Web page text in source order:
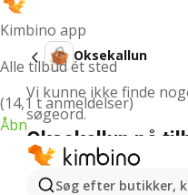
Kimbino app
Alle tilbud ét sted
(14,1 t anmeldelser)
Åbn
Søg efter butikker,
Oksekallun
Vi kunne ikke finde
søgeord.
Oksekallun på
købes?